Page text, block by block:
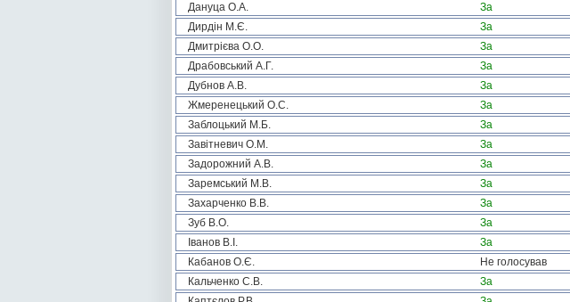
Дануца О.А.
За
Дирдін М.Є.
За
Дмитрієва О.О.
За
Драбовський А.Г.
За
Дубнов А.В.
За
Жмеренецький О.С.
За
Заблоцький М.Б.
За
Завітневич О.М.
За
Задорожний А.В.
За
Заремський М.В.
За
Захарченко В.В.
За
Зуб В.О.
За
Іванов В.І.
За
Кабанов О.Є.
Не голосував
Кальченко С.В.
За